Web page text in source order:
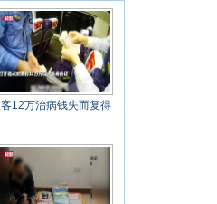
12万治病钱失而复得